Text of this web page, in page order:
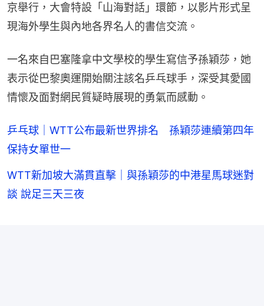
京舉行，大會特設「山海對話」環節，以影片形式呈
現海外學生與內地各界名人的書信交流。
一名來自巴塞隆拿中文學校的學生寫信予孫穎莎，她
表示從巴黎奧運開始關注該名乒乓球手，深受其愛國
情懷及面對網民質疑時展現的勇氣而感動。
乒乓球｜WTT公布最新世界排名 孫穎莎連續第四年
保持女單世一
WTT新加坡大滿貫直擊｜與孫穎莎的中港星馬球迷對
談 說足三天三夜